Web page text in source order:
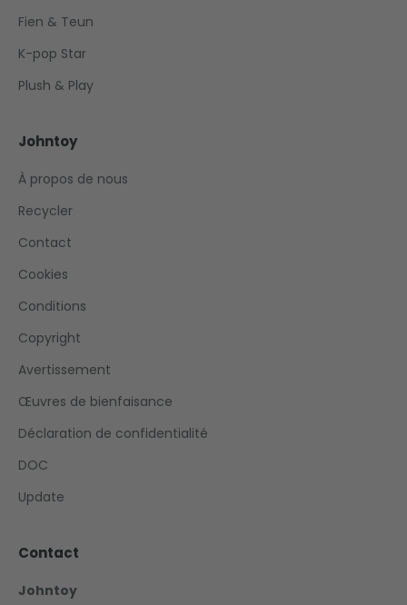
Fien & Teun
K-pop Star
Plush & Play
Johntoy
À propos de nous
Recycler
Contact
Cookies
Conditions
Copyright
Avertissement
Œuvres de bienfaisance
Déclaration de confidentialité
DOC
Update
Contact
Johntoy